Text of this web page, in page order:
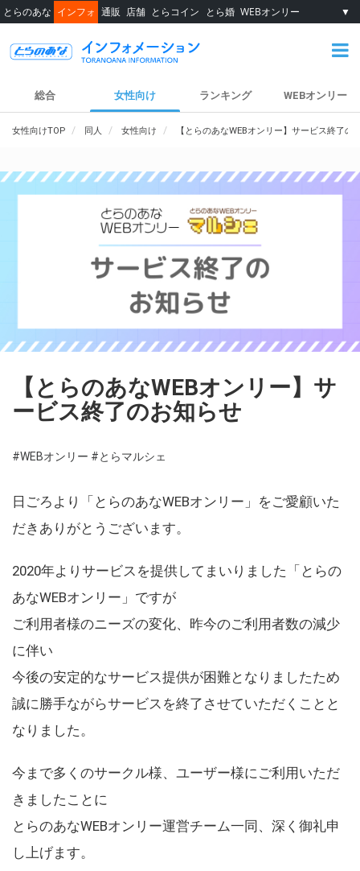
とらのあな インフォ 通販 店舗 とらコイン とら婚 WEBオンリー ▼
総合 女性向け ランキング WEBオンリー
女性向けTOP 同人 女性向け 【とらのあなWEBオンリー】サービス終了の
【とらのあなWEBオンリー】サ
ービス終了のお知らせ
#WEBオンリー #とらマルシェ
日ごろより「とらのあなWEBオンリー」をご愛顧いた
だきありがとうございます。
2020年よりサービスを提供してまいりました「とらの
あなWEBオンリー」ですが
ご利用者様のニーズの変化、昨今のご利用者数の減少
に伴い
今後の安定的なサービス提供が困難となりましたため
誠に勝手ながらサービスを終了させていただくことと
なりました。
今まで多くのサークル様、ユーザー様にご利用いただ
きましたことに
とらのあなWEBオンリー運営チーム一同、深く御礼申
し上げます。